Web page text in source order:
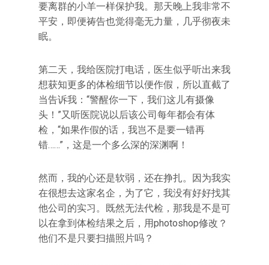
要离群的小羊一样保护我。那天晚上我非常不
平安，即便祷告也觉得毫无力量，几乎彻夜未
眠。
第二天，我给医院打电话，医生似乎听出来我
想获知更多的体检细节以便作假，所以直截了
当告诉我：“警醒你一下，我们这儿有摄像
头！”又听医院说以后该公司每年都会有体
检，“如果作假的话，我岂不是要一错再
错……”，这是一个多么深的深渊啊！
然而，我的心还是软弱，还在挣扎。因为我实
在很想去这家名企，为了它，我没有好好找其
他公司的实习。既然无法代检，那我是不是可
以在拿到体检结果之后，用photoshop修改？
他们不是只要扫描照片吗？